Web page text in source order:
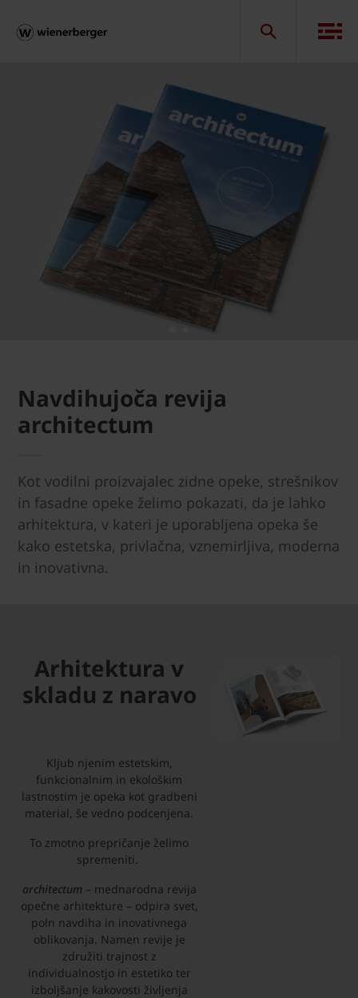
Navdihujoča revija
architectum
Kot vodilni proizvajalec zidne opeke, strešnikov
in fasadne opeke želimo pokazati, da je lahko
arhitektura, v kateri je uporabljena opeka še
kako estetska, privlačna, vznemirljiva, moderna
in inovativna.
Arhitektura v
skladu z naravo
Kljub njenim estetskim,
funkcionalnim in ekološkim
lastnostim je opeka kot gradbeni
material, še vedno podcenjena.
To zmotno prepričanje želimo
spremeniti.
architectum – mednarodna revija
opečne arhitekture – odpira svet,
poln navdiha in inovativnega
oblikovanja. Namen revije je
združiti trajnost z
individualnostjo in estetiko ter
izboljšanje kakovosti življenja